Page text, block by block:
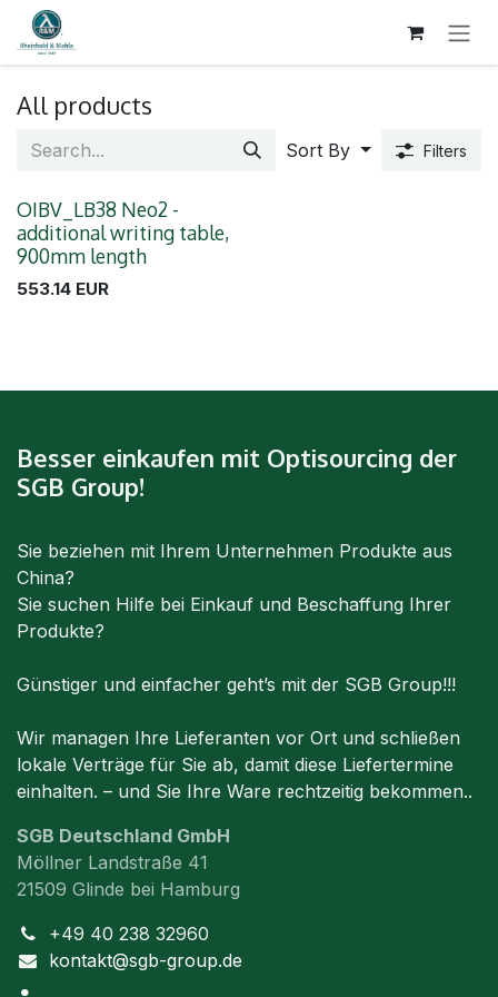
SKIP TO CONTENT
All products
Sort By Filters
New!
OIBV_LB38 Neo2 -
additional writing table,
900mm length
553.14 EUR
Besser einkaufen mit Optisourcing der
SGB Group!
Sie beziehen mit Ihrem Unternehmen Produkte aus
China?
Sie suchen Hilfe bei Einkauf und Beschaffung Ihrer
Produkte?
Günstiger und einfacher geht’s mit der SGB Group!!!
Wir managen Ihre Lieferanten vor Ort und schließen
lokale Verträge für Sie ab, damit diese Liefertermine
einhalten. – und Sie Ihre Ware rechtzeitig bekommen..
SGB Deutschland GmbH
Möllner Landstraße 41
21509 Glinde bei Hamburg
+49 40 238 32960
kontakt@sgb-group.de